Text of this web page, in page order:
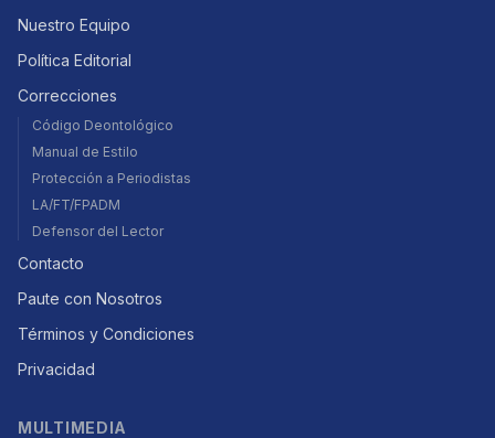
Nuestro Equipo
Política Editorial
Correcciones
Código Deontológico
Manual de Estilo
Protección a Periodistas
LA/FT/FPADM
Defensor del Lector
Contacto
Paute con Nosotros
Términos y Condiciones
Privacidad
MULTIMEDIA